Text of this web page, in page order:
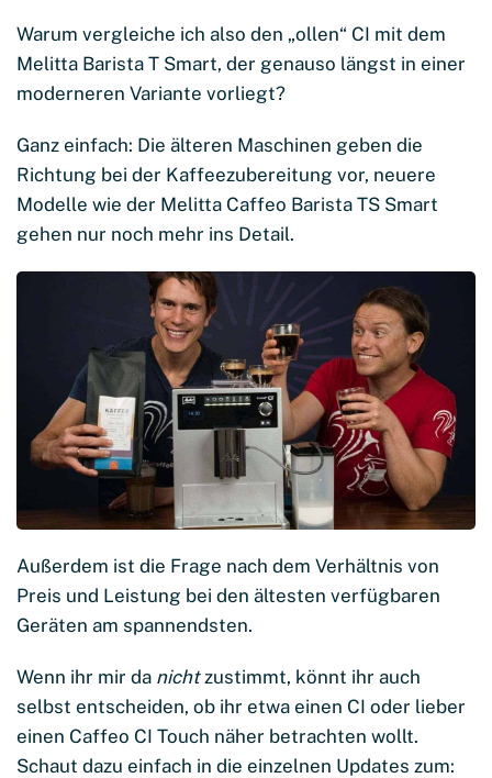
Warum vergleiche ich also den „ollen“ CI mit dem
Melitta Barista T Smart, der genauso längst in einer
moderneren Variante vorliegt?
Ganz einfach: Die älteren Maschinen geben die
Richtung bei der Kaffeezubereitung vor, neuere
Modelle wie der Melitta Caffeo Barista TS Smart
gehen nur noch mehr ins Detail.
Außerdem ist die Frage nach dem Verhältnis von
Preis und Leistung bei den ältesten verfügbaren
Geräten am spannendsten.
Wenn ihr mir da nichtzustimmt, könnt ihr auch
selbst entscheiden, ob ihr etwa einen CI oder lieber
einen Caffeo CI Touch näher betrachten wollt.
Schaut dazu einfach in die einzelnen Updates zum: